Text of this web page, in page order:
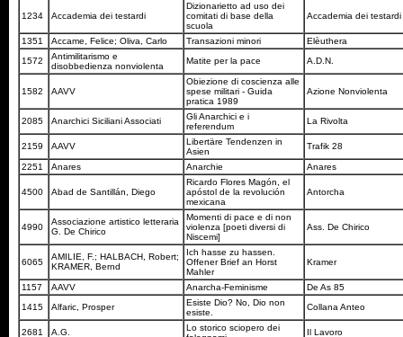
1234 Accademia dei testardi
Dizionarietto ad uso dei
comitati di base della
scuola
Accademia dei testardi
1351 Accame, Felice; Oliva, Carlo Transazioni minori
Elèuthera
1572
Antimilitarismo e
disobbedienza nonviolenta
Matite per la pace A.D.N.
1582 AAVV
Obiezione di coscienza alle
spese militari - Guida
pratica 1989
Azione Nonviolenta
2085 Anarchici Siciliani Associati
Gli Anarchici e i
referendum
La Rivolta
2159 AAVV
Libertäre Tendenzen in
Asien
Trafik 28
2251 Anares Anarchie Anares
4500 Abad de Santillán, Diego
Ricardo Flores Magón, el
apóstol de la revolución
mexicana
Antorcha
4990
Associazione artistico letteraria
G. De Chirico
Momenti di pace e di non
violenza [poeti diversi di
Niscemi]
Ass. De Chirico
6065
AMILIE, F.; HALBACH, Robert;
KRAMER, Bernd
Ich hasse zu hassen.
Offener Brief an Horst
Mahler
Kramer
1157 AAVV Anarcha-Feminisme
De As 85
1415
Alfaric, Prosper
Esiste Dio? No, Dio non
esiste.
Collana Anteo
2681 A.G.
Lo storico sciopero dei
Il Lavoro